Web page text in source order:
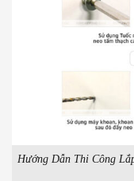
Hướng Dẫn